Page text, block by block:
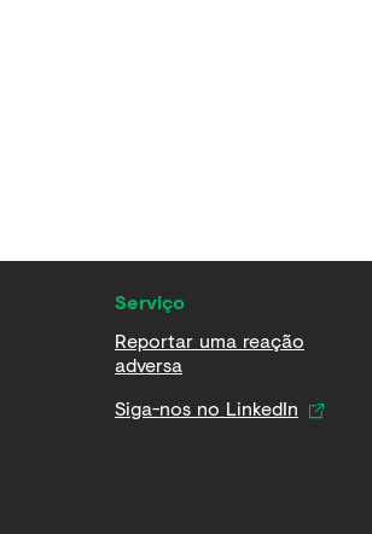
Serviço
Reportar uma reação
adversa
Siga-nos no LinkedIn